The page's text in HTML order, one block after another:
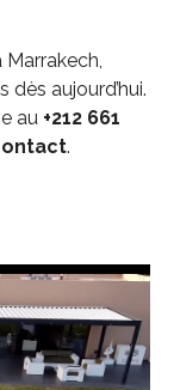
aujourd’hui.
au +212 661
.